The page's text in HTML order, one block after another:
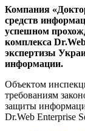
Компания
средств
успешном
комплекса
экспертизы
информации.
Объектом
требованиям
защиты
Dr.Web Enterprise